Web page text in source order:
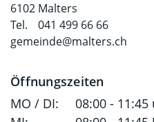
6102 Malters
Tel.
041 499 66 66
gemeinde@malters.ch
Öffnungszeiten
MO / DI:
08:00 -